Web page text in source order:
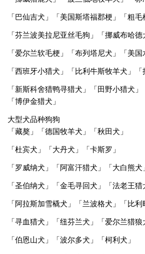
「巴仙吉犬」「美国斯塔福郡梗」「粗毛
「芬兰波美拉尼亚丝毛狗」「挪威布哈德
「爱尔兰软毛梗」「布列塔尼犬」「美国
「西班牙小猎犬」「比利牛斯牧羊犬」「
「新斯科舍猎鸭寻猎犬」「田野小猎犬」
「博伊金猎犬」
大型犬品种狗狗
「藏獒」「德国牧羊犬」「秋田犬」
「杜宾犬」「大丹犬」「卡斯罗」
「罗威纳犬」「阿富汗猎犬」「大白熊犬」
「圣伯纳犬」「金毛寻回犬」「法老王猎
「阿拉斯加雪橇犬」「兰波格犬」「比利
「寻血猎犬」「纽芬兰犬」「爱尔兰猎狼
「伯恩山犬」「波尔多犬」「柯利犬」